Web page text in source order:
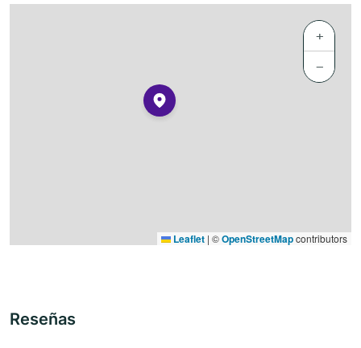
+
−
Leaflet | ©OpenStreetMapcontributors
Reseñas